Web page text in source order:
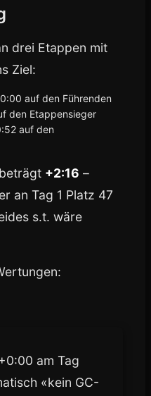
drei Etappen mit
Ziel:
auf den Führenden
den Etappensieger
auf den
+2:16 –
an Tag 1 Platz 47
s.t. wäre
am Tag
«kein GC-